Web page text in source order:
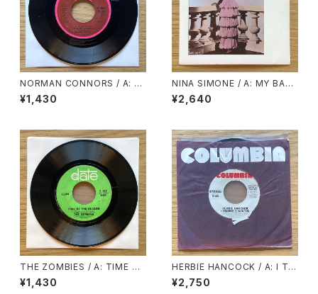
NORMAN CONNORS / A: Y
OU ARE MY STARSHIP / B:
BUBBLES
¥1,430
NINA SIMONE / A: MY BABY
JUST CARE FOR ME / B: LO
VE ME OR LEAVE ME
¥2,640
THE ZOMBIES / A: TIME OF
THE SEASON / B: FRIENDS
OF MINE
¥1,430
HERBIE HANCOCK / A: I TH
OUGHT IT WAS YOU (STER
EO) / B: I THOUGHT IT WA
¥2,750